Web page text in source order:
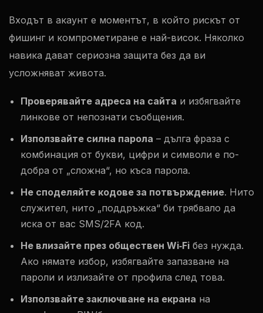
Входът в акаунт е моментът, в който рискът от
фишинг и компрометиране е най-висок. Няколко
навика дават сериозна защита без да ви
усложняват живота.
Проверявайте адреса на сайта и избягвайте
линкове от непознати съобщения.
Използвайте силна парола – дълга фраза с
комбинация от букви, цифри и символи е по-
добра от „сложна“, но къса парола.
Не споделяйте кодове за потвърждение. Нито
служител, нито „поддръжка“ би трябвало да
иска от вас SMS/2FA код.
Не влизайте през обществен Wi‑Fi без нужда.
Ако нямате избор, избягвайте запазване на
пароли и излизайте от профила след това.
Използвайте заключване на екрана на